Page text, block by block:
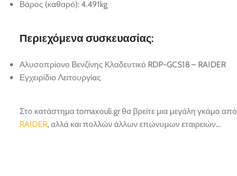
Βάρος (καθαρό): 4.491kg
Περιεχόμενα συσκευασίας:
Αλυσοπρίονο Βενζίνης Κλαδευτικό RDP-GCS18 – RAIDER
Εγχειρίδιο Λειτουργίας
Στο κατάστημα tomaxouli.gr θα βρείτε μια μεγάλη γκάμα από
RAIDER, αλλά και πολλών άλλων επώνυμων εταιρειών…